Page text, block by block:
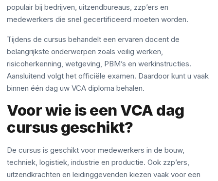
populair bij bedrijven, uitzendbureaus, zzp’ers en
medewerkers die snel gecertificeerd moeten worden.
Tijdens de cursus behandelt een ervaren docent de
belangrijkste onderwerpen zoals veilig werken,
risicoherkenning, wetgeving, PBM’s en werkinstructies.
Aansluitend volgt het officiële examen. Daardoor kunt u vaak
binnen één dag uw VCA diploma behalen.
Voor wie is een VCA dag
cursus geschikt?
De cursus is geschikt voor medewerkers in de bouw,
techniek, logistiek, industrie en productie. Ook zzp’ers,
uitzendkrachten en leidinggevenden kiezen vaak voor een